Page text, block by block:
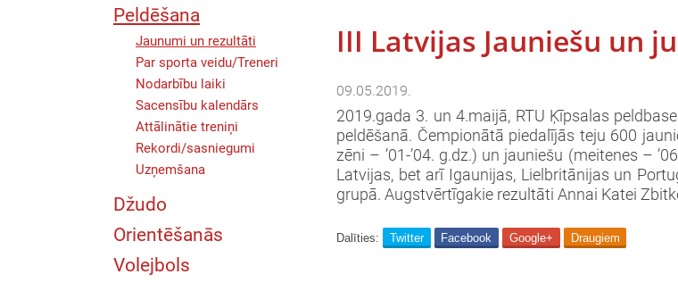
Peldēšana
Jaunumi un rezultāti
Par sporta veidu/Treneri
Nodarbību laiki
Sacensību kalendārs
Attālinātie treniņi
Rekordi/sasniegumi
Uzņemšana
Džudo
Orientēšanās
Volejbols
III Latvijas Jauniešu un
09.05.2019.
2019.gada 3. un 4.maijā, RTU Ķīpsalas
peldēšanā. Čempionātā piedalījās teju 600
zēni – ’01-’04. g.dz.) un jauniešu (meitenes –
Latvijas, bet arī Igaunijas, Lielbritānijas un
grupā. Augstvērtīgakie rezultāti Annai Katei
Dalīties: Twitter Facebook Google+ Draugiem